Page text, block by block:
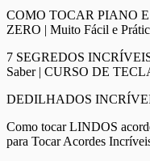
COMO TOCAR PIANO
ZERO | Muito Fácil e
7 SEGREDOS
Saber | CURSO DE
DEDILHADOS
Como tocar LINDOS
para Tocar Acordes